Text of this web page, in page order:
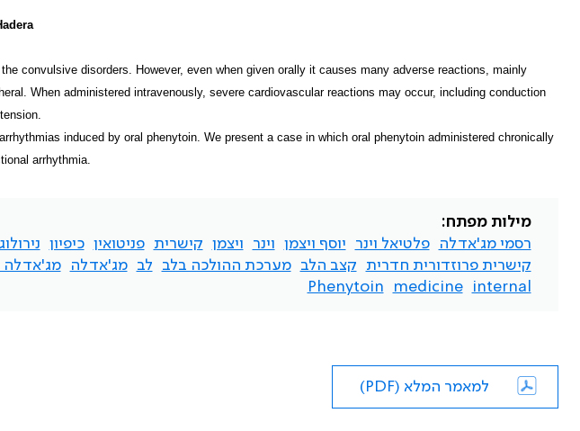
convulsive disorders. However, even when given orally it causes many adverse reactions, mainly
When administered intravenously, severe cardiovascular reactions may occur, including conduction
induced by oral phenytoin. We present a case in which oral phenytoin administered chronically
arrhythmia.
מילות מפתח:
רסמי מג'אדלה
פלטיאל וינר יוסף ויצמן וינר ויצמן קישרית פניטואין כיפיון
קישרית פרוזדורית חדרית
קצב הלב מערכת ההולכה בלב לב מג'אדלה מג'אדלה
internal
medicine
Phenytoin
למאמר המלא (PDF)